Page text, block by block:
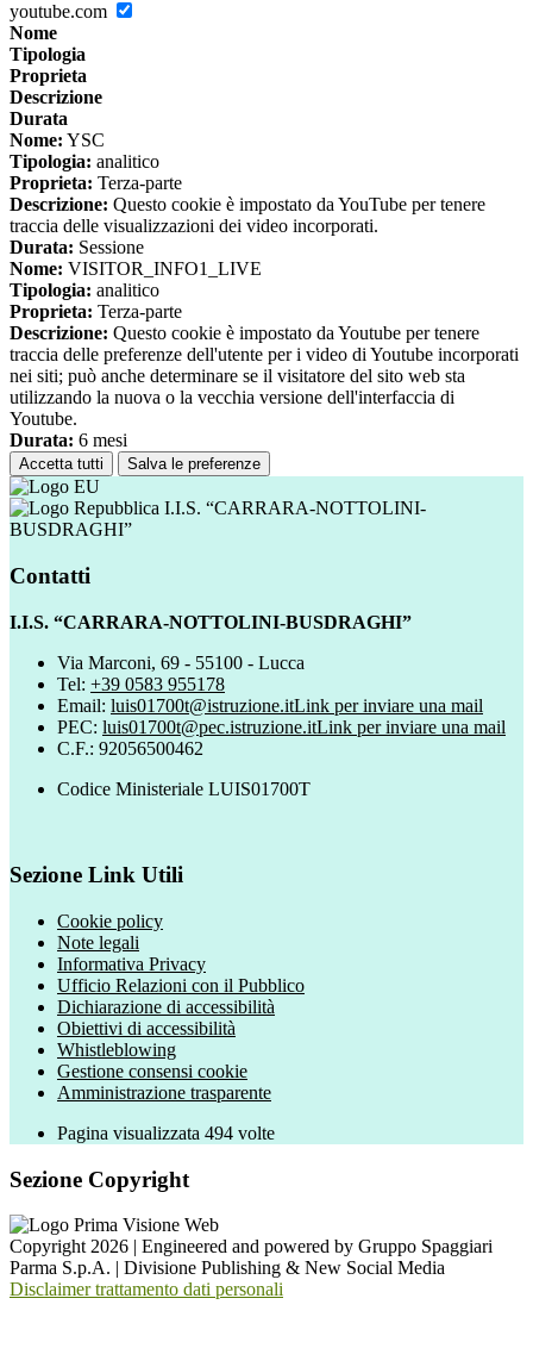
youtube.com
Nome
Tipologia
Proprieta
Descrizione
Durata
Nome: YSC
Tipologia: analitico
Proprieta: Terza-parte
Descrizione: Questo cookie è impostato da YouTube per tenere
traccia delle visualizzazioni dei video incorporati.
Durata: Sessione
Nome: VISITOR_INFO1_LIVE
Tipologia: analitico
Proprieta: Terza-parte
Descrizione: Questo cookie è impostato da Youtube per tenere
traccia delle preferenze dell'utente per i video di Youtube incorporati
nei siti; può anche determinare se il visitatore del sito web sta
utilizzando la nuova o la vecchia versione dell'interfaccia di
Youtube.
Durata: 6 mesi
Accetta tutti Salva le preferenze
I.I.S. “CARRARA-NOTTOLINI-
BUSDRAGHI”
Contatti
I.I.S. “CARRARA-NOTTOLINI-BUSDRAGHI”
Via Marconi, 69 - 55100 - Lucca
Tel: +39 0583 955178
Email: luis01700t@istruzione.itLink per inviare una mail
PEC: luis01700t@pec.istruzione.itLink per inviare una mail
C.F.: 92056500462
Codice Ministeriale LUIS01700T
Sezione Link Utili
Cookie policy
Note legali
Informativa Privacy
Ufficio Relazioni con il Pubblico
Dichiarazione di accessibilità
Obiettivi di accessibilità
Whistleblowing
Gestione consensi cookie
Amministrazione trasparente
Pagina visualizzata 494 volte
Sezione Copyright
Copyright 2026 | Engineered and powered by Gruppo Spaggiari
Parma S.p.A. | Divisione Publishing & New Social Media
Disclaimer trattamento dati personali